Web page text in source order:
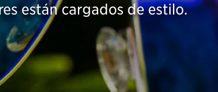
están cargados de estilo.